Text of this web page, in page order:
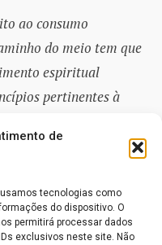
de
tecnologias como
do dispositivo. O
permitirá processar dados
exclusivos neste site. Não
ao consumo
do meio tem que
espiritual
pertinentes à
(sammā-ājīva),
Caminho